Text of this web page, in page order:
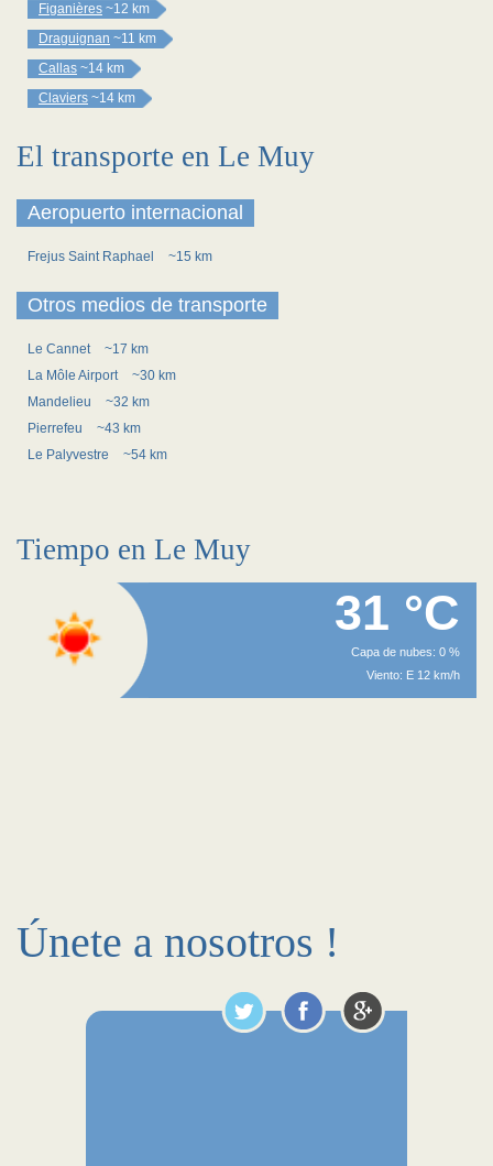
Figanières ~12 km
Draguignan ~11 km
Callas ~14 km
Claviers ~14 km
El transporte en Le Muy
Aeropuerto internacional
Frejus Saint Raphael ~15 km
Otros medios de transporte
Le Cannet
~17 km
La Môle Airport
~30 km
Mandelieu
~32 km
Pierrefeu
~43 km
Le Palyvestre
~54 km
Tiempo en Le Muy
31 °C
Capa de nubes: 0 %
Viento: E 12 km/h
Únete a nosotros !